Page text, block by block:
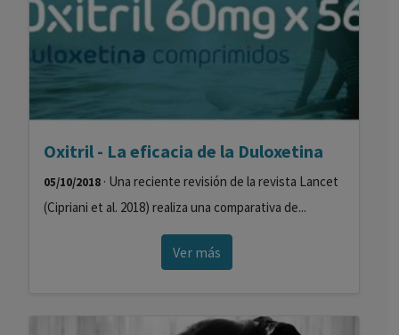
Oxitril - La eficacia de la Duloxetina
05/10/2018 · Una reciente revisión de la revista Lancet
(Cipriani et al. 2018) realiza una comparativa de...
Ver más